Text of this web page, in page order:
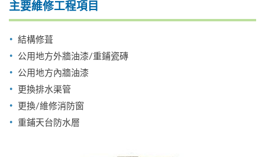
主要維修工程項目
結構修葺
公用地方外牆油漆/重鋪瓷磚
公用地方內牆油漆
更換排水渠管
更換/維修消防窗
重鋪天台防水層